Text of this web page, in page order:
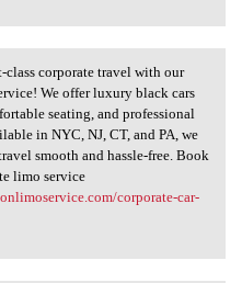
class
class corporate travel with our
We offer luxury black cars
seating, and professional
in NYC, NJ, CT, and PA, we
smooth and hassle-free. Book
limo service
corporate-car-